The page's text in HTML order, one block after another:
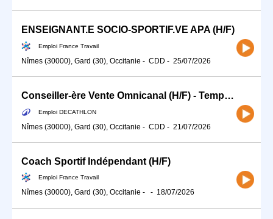
ENSEIGNANT.E SOCIO-SPORTIF.VE APA (H/F)
Emploi France Travail
Nîmes (30000), Gard (30), Occitanie - CDD - 25/07/2026
Conseiller-ère Vente Omnicanal (H/F) - Temps partiel
Emploi DECATHLON
Nîmes (30000), Gard (30), Occitanie - CDD - 21/07/2026
Coach Sportif Indépendant (H/F)
Emploi France Travail
Nîmes (30000), Gard (30), Occitanie - - 18/07/2026